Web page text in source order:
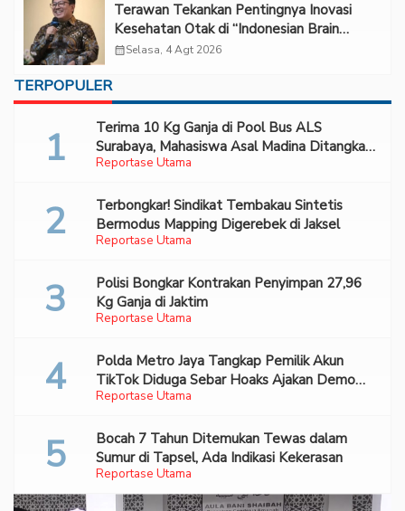
Terawan Tekankan Pentingnya Inovasi
Kesehatan Otak di “Indonesian Brain
Forum 2026 UPN Veteran Jakarta”
calendar_monthSelasa, 4 Agt 2026
TERPOPULER
Reportase Utama
Terima 10 Kg Ganja di Pool Bus ALS
Surabaya, Mahasiswa Asal Madina Ditangkap
Bareskrim
Reportase Utama
Terbongkar! Sindikat Tembakau Sintetis
Bermodus Mapping Digerebek di Jaksel
Reportase Utama
Polisi Bongkar Kontrakan Penyimpan 27,96
Kg Ganja di Jaktim
Reportase Utama
Polda Metro Jaya Tangkap Pemilik Akun
TikTok Diduga Sebar Hoaks Ajakan Demo
Turunkan Prabowo-Gibran
Reportase Utama
Bocah 7 Tahun Ditemukan Tewas dalam
Sumur di Tapsel, Ada Indikasi Kekerasan